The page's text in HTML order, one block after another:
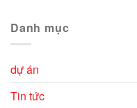
Danh mục
dự án
Tin tức